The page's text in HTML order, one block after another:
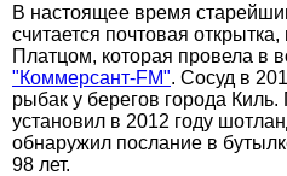
В настоящее время
считается почтовая
Платцом, которая провела в
"Коммерсант-FM". Сосуд в
рыбак у берегов города
установил в 2012 году
обнаружил послание в
98 лет.